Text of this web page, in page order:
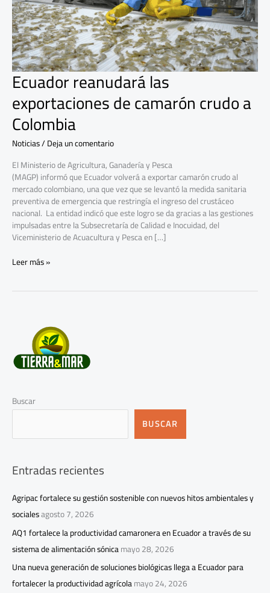
Ecuador reanudará las
exportaciones de camarón crudo a
Colombia
Noticias/Deja un comentario
El Ministerio de Agricultura, Ganadería y Pesca
(MAGP) informó que Ecuador volverá a exportar camarón crudo al
mercado colombiano, una que vez que se levantó la medida sanitaria
preventiva de emergencia que restringía el ingreso del crustáceo
nacional. La entidad indicó que este logro se da gracias a las gestiones
impulsadas entre la Subsecretaría de Calidad e Inocuidad, del
Viceministerio de Acuacultura y Pesca en […]
a
Colombia
Leer más »
Buscar
BUSCAR
Entradas recientes
Agripac fortalece su gestión sostenible con nuevos hitos ambientales y
socialesagosto 7, 2026
AQ1 fortalece la productividad camaronera en Ecuador a través de su
sistema de alimentación sónicamayo 28, 2026
Una nueva generación de soluciones biológicas llega a Ecuador para
fortalecer la productividad agrícolamayo 24, 2026